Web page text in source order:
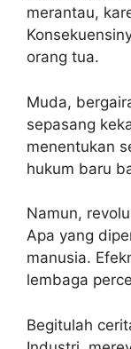
merantau,
orang tua.
Muda,
sepasang
menentukan
hukum baru
Namun,
Apa yang
manusia.
lembaga
Begitulah